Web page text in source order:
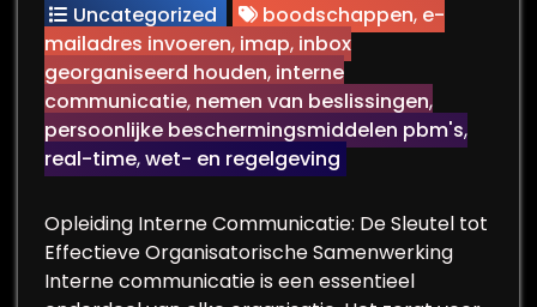
Uncategorized boodschappen, e-
mailadres invoeren, imap, inbox
georganiseerd houden, interne
communicatie, nemen van beslissingen,
persoonlijke beschermingsmiddelen pbm's,
real-time,wet- en regelgeving
Opleiding Interne Communicatie: De Sleutel tot
Effectieve Organisatorische Samenwerking
Interne communicatie is een essentieel